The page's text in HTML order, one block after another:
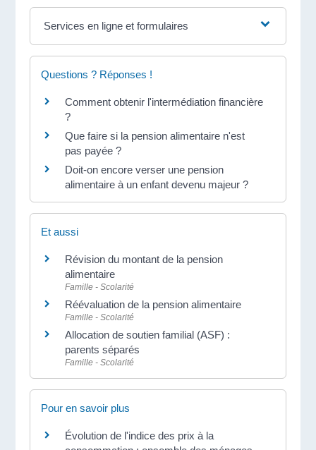
Services en ligne et formulaires
Questions ? Réponses !
Comment obtenir l'intermédiation financière
?
Que faire si la pension alimentaire n'est
pas payée ?
Doit-on encore verser une pension
alimentaire à un enfant devenu majeur ?
Et aussi
Révision du montant de la pension
alimentaire
Famille - Scolarité
Réévaluation de la pension alimentaire
Famille - Scolarité
Allocation de soutien familial (ASF) :
parents séparés
Famille - Scolarité
Pour en savoir plus
Évolution de l'indice des prix à la